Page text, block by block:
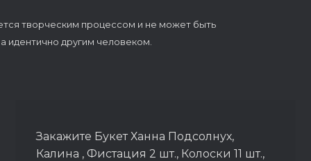
творческим процессом и не может быть
идентично другим человеком.
Закажите Букет Ханна Подсолнух,
Калина , Фистация 2 шт., Колоски 11 шт.,